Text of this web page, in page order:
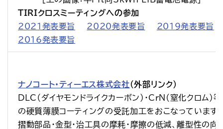
TIRIクロスミーティングへの参加
2021発表要旨
2020発表要旨
2019発表要旨
2016発表要旨
ナノコート・ティーエス株式会社（外部リンク）
DLC（ダイヤモンドライクカーボン）・CrN(窒化クロム)等
の硬質薄膜コーティングの受託加工をおこなっています。
摺動部品・金型・治工具の摩耗・摩擦の低減、離型性の向